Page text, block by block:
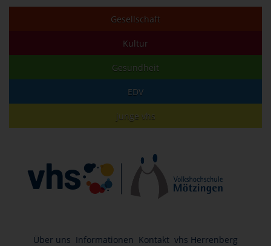
Gesellschaft
Kultur
Gesundheit
EDV
junge vhs
Über uns Informationen Kontakt vhs Herrenberg